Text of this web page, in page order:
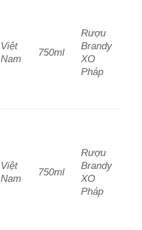
Việt
Nam
750ml
Rượu
Brandy
XO
Pháp
Việt
Nam
750ml
Rượu
Brandy
XO
Pháp